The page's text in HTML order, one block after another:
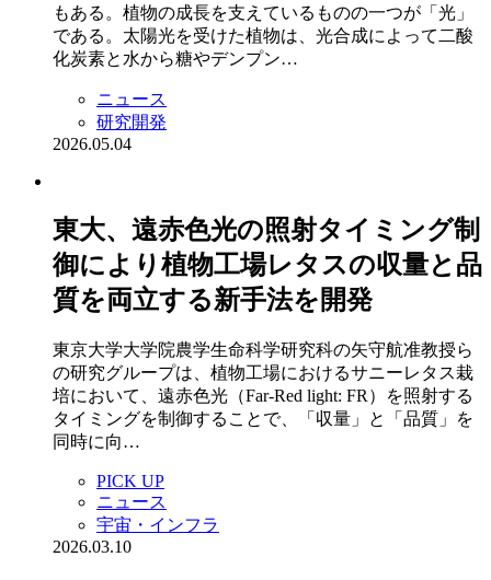
もある。植物の成長を支えているものの一つが「光」
である。太陽光を受けた植物は、光合成によって二酸
化炭素と水から糖やデンプン…
ニュース
研究開発
2026.05.04
東大、遠赤色光の照射タイミング制
御により植物工場レタスの収量と品
質を両立する新手法を開発
東京大学大学院農学生命科学研究科の矢守航准教授ら
の研究グループは、植物工場におけるサニーレタス栽
培において、遠赤色光（Far-Red light: FR）を照射する
タイミングを制御することで、「収量」と「品質」を
同時に向…
PICK UP
ニュース
宇宙・インフラ
2026.03.10